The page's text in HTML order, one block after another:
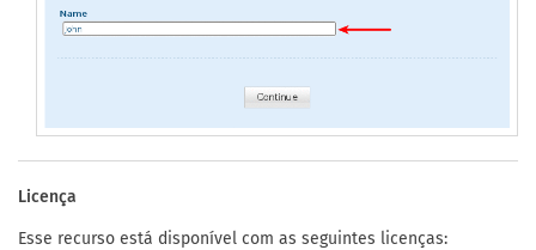
Licença
Esse recurso está disponível com as seguintes licenças: